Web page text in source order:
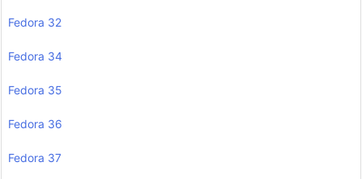
Fedora 32
Fedora 34
Fedora 35
Fedora 36
Fedora 37